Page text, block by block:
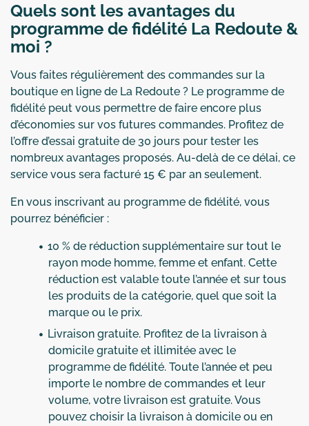
Quels sont les avantages du
programme de fidélité La Redoute &
moi ?
Vous faites régulièrement des commandes sur la
boutique en ligne de La Redoute ? Le programme de
fidélité peut vous permettre de faire encore plus
d’économies sur vos futures commandes. Profitez de
l’offre d’essai gratuite de 30 jours pour tester les
nombreux avantages proposés. Au-delà de ce délai, ce
service vous sera facturé 15 € par an seulement.
En vous inscrivant au programme de fidélité, vous
pourrez bénéficier :
10 % de réduction supplémentaire sur tout le
rayon mode homme, femme et enfant. Cette
réduction est valable toute l’année et sur tous
les produits de la catégorie, quel que soit la
marque ou le prix.
Livraison gratuite. Profitez de la livraison à
domicile gratuite et illimitée avec le
programme de fidélité. Toute l’année et peu
importe le nombre de commandes et leur
volume, votre livraison est gratuite. Vous
pouvez choisir la livraison à domicile ou en